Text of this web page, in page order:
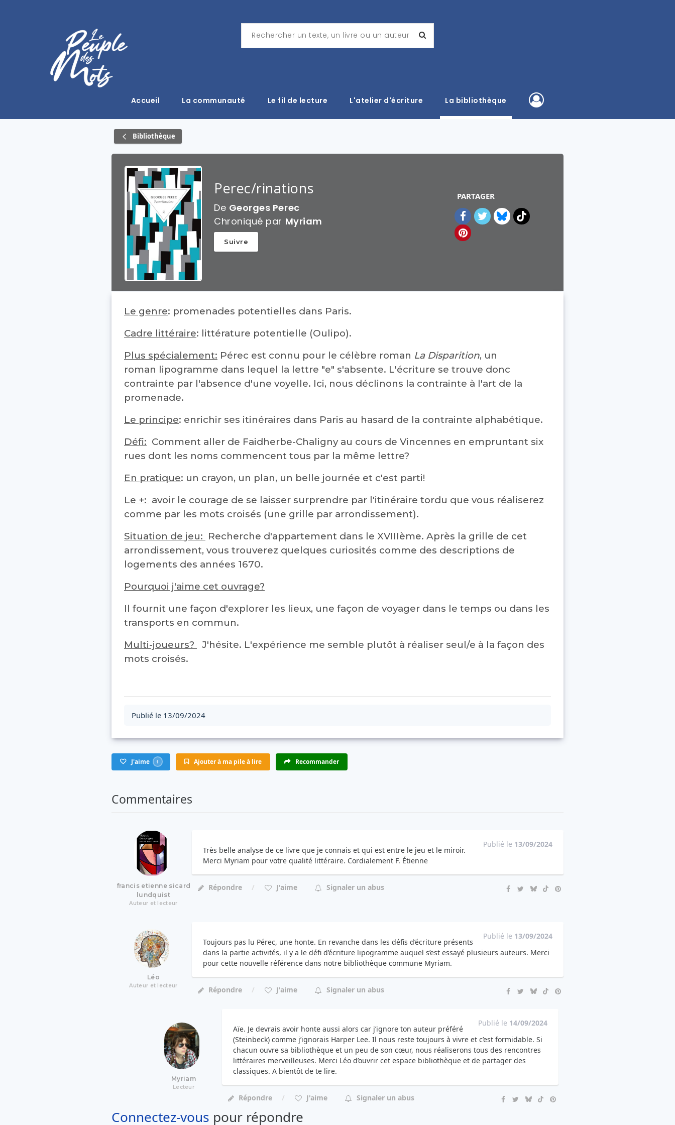
Accueil La communauté Le fil de lecture L'atelier d'écriture La bibliothèque
Bibliothèque
Perec/rinations
De Georges Perec
Chroniqué par Myriam
Suivre
PARTAGER
Le genre: promenades potentielles dans Paris.
Cadre littéraire: littérature potentielle (Oulipo).
Plus spécialement: Pérec est connu pour le célèbre roman La Disparition, un
roman lipogramme dans lequel la lettre "e" s'absente. L'écriture se trouve donc
contrainte par l'absence d'une voyelle. Ici, nous déclinons la contrainte à l'art de la
promenade.
Le principe: enrichir ses itinéraires dans Paris au hasard de la contrainte alphabétique.
Défi: Comment aller de Faidherbe-Chaligny au cours de Vincennes en empruntant six
rues dont les noms commencent tous par la même lettre?
En pratique: un crayon, un plan, un belle journée et c'est parti!
Le +: avoir le courage de se laisser surprendre par l'itinéraire tordu que vous réaliserez
comme par les mots croisés (une grille par arrondissement).
Situation de jeu: Recherche d'appartement dans le XVIIIème. Après la grille de cet
arrondissement, vous trouverez quelques curiosités comme des descriptions de
logements des années 1670.
Pourquoi j'aime cet ouvrage?
Il fournit une façon d'explorer les lieux, une façon de voyager dans le temps ou dans les
transports en commun.
Multi-joueurs?
J'hésite. L'expérience me semble plutôt à réaliser seul/e à la façon des
mots croisés.
Publié le 13/09/2024
J'aime 1 Ajouter à ma pile à lire Recommander
Commentaires
francis etienne sicard
lundquist
Auteur et lecteur
Publié le 13/09/2024
Très belle analyse de ce livre que je connais et qui est entre le jeu et le miroir.
Merci Myriam pour votre qualité littéraire. Cordialement F. Étienne
Répondre J'aime Signaler un abus
Léo
Auteur et lecteur
Publié le 13/09/2024
Toujours pas lu Pérec, une honte. En revanche dans les défis d’écriture présents
dans la partie activités, il y a le défi d’écriture lipogramme auquel s’est essayé plusieurs auteurs. Merci
pour cette nouvelle référence dans notre bibliothèque commune Myriam.
Répondre J'aime Signaler un abus
Myriam
Lecteur
Publié le 14/09/2024
Aïe. Je devrais avoir honte aussi alors car j’ignore ton auteur préféré
(Steinbeck) comme j’ignorais Harper Lee. Il nous reste toujours à vivre et c’est formidable. Si
chacun ouvre sa bibliothèque et un peu de son cœur, nous réaliserons tous des rencontres
littéraires merveilleuses. Merci Léo d’ouvrir cet espace bibliothèque et de partager des
classiques. A bientôt de te lire.
Répondre J'aime Signaler un abus
Connectez-vous pour répondre